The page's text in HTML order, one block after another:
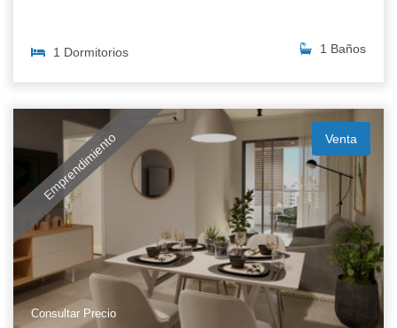
1 Dormitorios 1 Baños
Emprendimiento Venta
Consultar Precio